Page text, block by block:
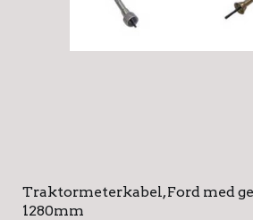
Traktormeterkabel, Ford med
1280mm